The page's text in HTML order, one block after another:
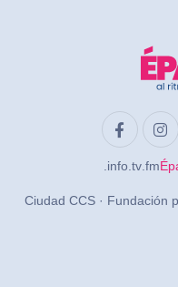
.info .tv .fm
Ciudad CCS · Fundación